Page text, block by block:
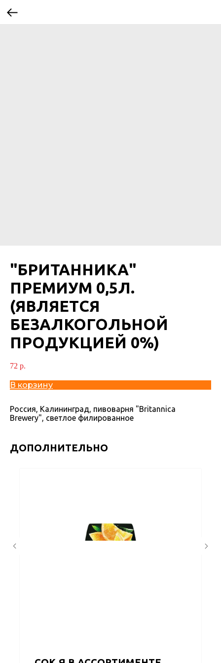
"БРИТАННИКА"
ПРЕМИУМ 0,5Л.
(ЯВЛЯЕТСЯ
БЕЗАЛКОГОЛЬНОЙ
ПРОДУКЦИЕЙ 0%)
72 р.
В корзину
Россия, Калининград, пивоварня "Britannica
Brewery", светлое филированное
ДОПОЛНИТЕЛЬНО